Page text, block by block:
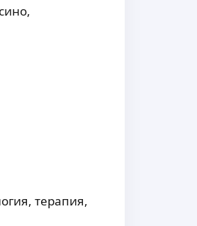
терапия,